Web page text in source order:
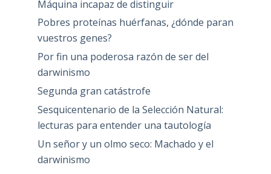
Máquina incapaz de distinguir
Pobres proteínas huérfanas, ¿dónde paran
vuestros genes?
Por fin una poderosa razón de ser del
darwinismo
Segunda gran catástrofe
Sesquicentenario de la Selección Natural:
lecturas para entender una tautología
Un señor y un olmo seco: Machado y el
darwinismo